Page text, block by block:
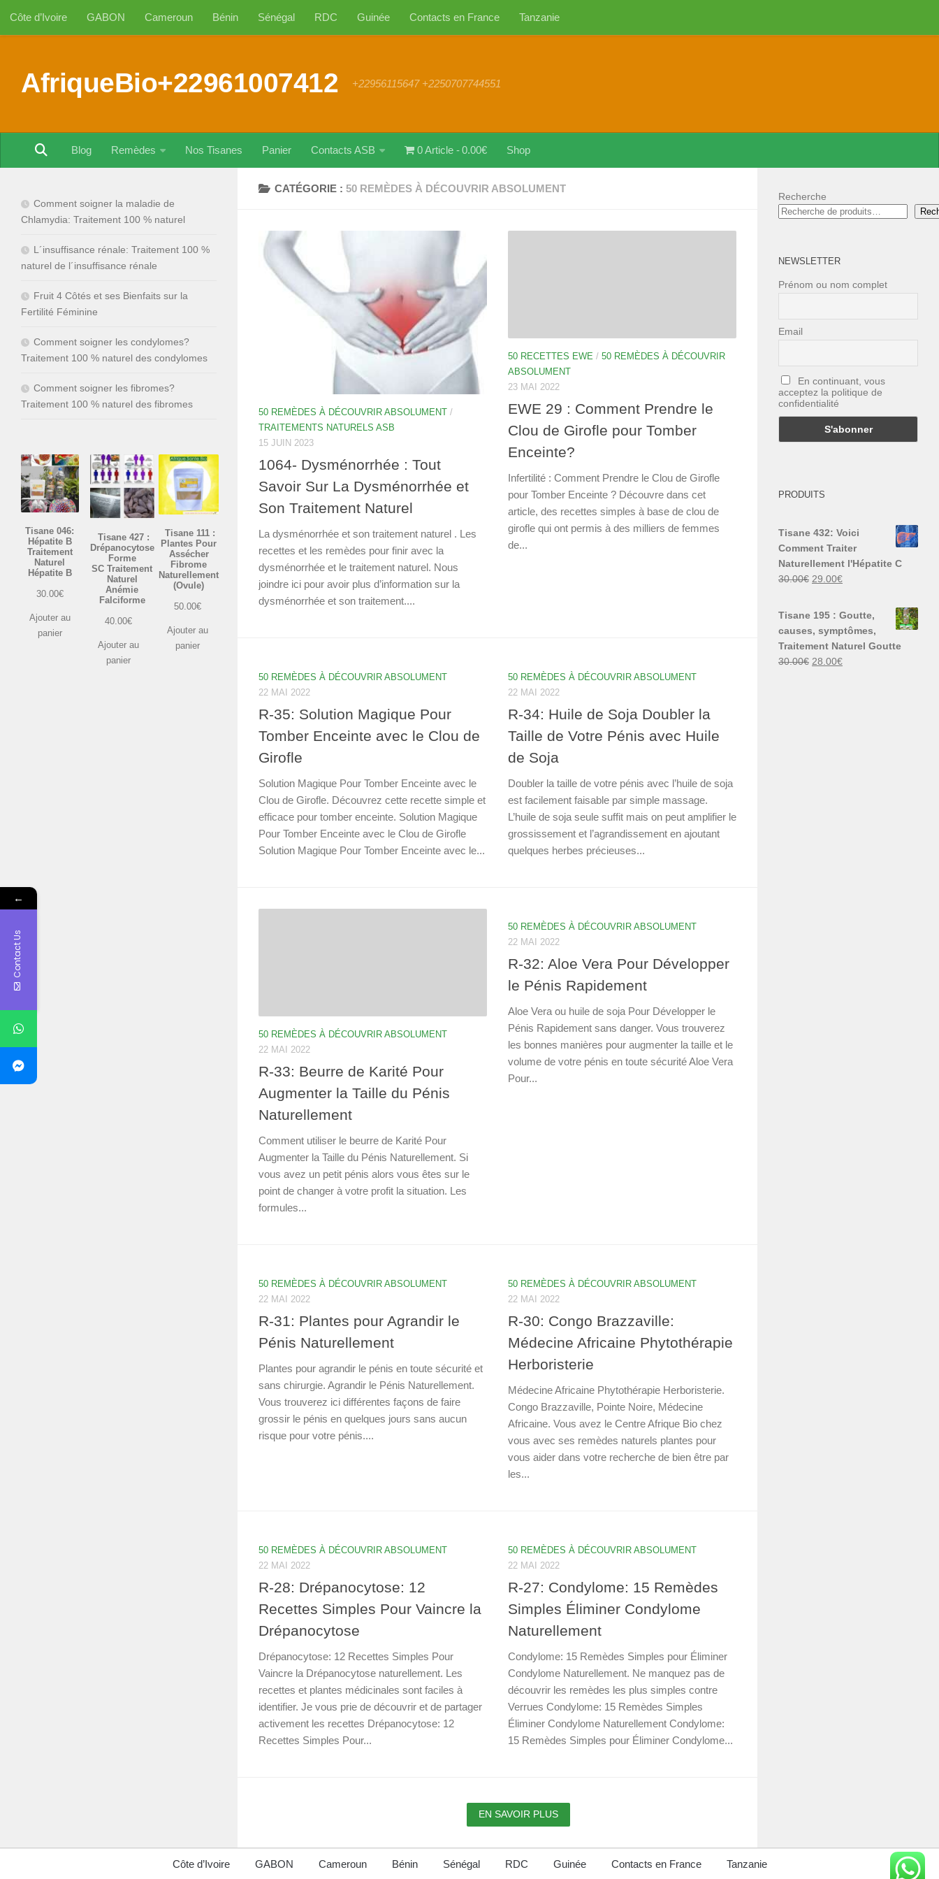
Au dessous du contenu
Côte d’Ivoire GABON Cameroun Bénin Sénégal RDC Guinée Contacts en France Tanzanie
AfriqueBio+22961007412 +22956115647 +2250707744551
Blog Remèdes Nos Tisanes Panier Contacts ASB 0 Article 0.00€ Shop
CATÉGORIE :50 REMÈDES À DÉCOUVRIR ABSOLUMENT
50 REMÈDES À DÉCOUVRIR ABSOLUMENT /
TRAITEMENTS NATURELS ASB
15 JUIN 2023
1064- Dysménorrhée : Tout
Savoir Sur La Dysménorrhée et
Son Traitement Naturel
La dysménorrhée et son traitement naturel . Les
recettes et les remèdes pour finir avec la
dysménorrhée et le traitement naturel. Nous
joindre ici pour avoir plus d’information sur la
dysménorrhée et son traitement....
50 RECETTES EWE / 50 REMÈDES À DÉCOUVRIR
ABSOLUMENT
23 MAI 2022
EWE 29 : Comment Prendre le
Clou de Girofle pour Tomber
Enceinte?
Infertilité : Comment Prendre le Clou de Girofle
pour Tomber Enceinte ? Découvre dans cet
article, des recettes simples à base de clou de
girofle qui ont permis à des milliers de femmes
de...
50 REMÈDES À DÉCOUVRIR ABSOLUMENT
22 MAI 2022
R-35: Solution Magique Pour
Tomber Enceinte avec le Clou de
Girofle
Solution Magique Pour Tomber Enceinte avec le
Clou de Girofle. Découvrez cette recette simple et
efficace pour tomber enceinte. Solution Magique
Pour Tomber Enceinte avec le Clou de Girofle
Solution Magique Pour Tomber Enceinte avec le...
50 REMÈDES À DÉCOUVRIR ABSOLUMENT
22 MAI 2022
R-34: Huile de Soja Doubler la
Taille de Votre Pénis avec Huile
de Soja
Doubler la taille de votre pénis avec l’huile de soja
est facilement faisable par simple massage.
L’huile de soja seule suffit mais on peut amplifier le
grossissement et l’agrandissement en ajoutant
quelques herbes précieuses...
50 REMÈDES À DÉCOUVRIR ABSOLUMENT
22 MAI 2022
R-33: Beurre de Karité Pour
Augmenter la Taille du Pénis
Naturellement
Comment utiliser le beurre de Karité Pour
Augmenter la Taille du Pénis Naturellement. Si
vous avez un petit pénis alors vous êtes sur le
point de changer à votre profit la situation. Les
formules...
50 REMÈDES À DÉCOUVRIR ABSOLUMENT
22 MAI 2022
R-32: Aloe Vera Pour Développer
le Pénis Rapidement
Aloe Vera ou huile de soja Pour Développer le
Pénis Rapidement sans danger. Vous trouverez
les bonnes manières pour augmenter la taille et le
volume de votre pénis en toute sécurité Aloe Vera
Pour...
50 REMÈDES À DÉCOUVRIR ABSOLUMENT
22 MAI 2022
R-31: Plantes pour Agrandir le
Pénis Naturellement
Plantes pour agrandir le pénis en toute sécurité et
sans chirurgie. Agrandir le Pénis Naturellement.
Vous trouverez ici différentes façons de faire
grossir le pénis en quelques jours sans aucun
risque pour votre pénis....
50 REMÈDES À DÉCOUVRIR ABSOLUMENT
22 MAI 2022
R-30: Congo Brazzaville:
Médecine Africaine Phytothérapie
Herboristerie
Médecine Africaine Phytothérapie Herboristerie.
Congo Brazzaville, Pointe Noire, Médecine
Africaine. Vous avez le Centre Afrique Bio chez
vous avec ses remèdes naturels plantes pour
vous aider dans votre recherche de bien être par
les...
50 REMÈDES À DÉCOUVRIR ABSOLUMENT
22 MAI 2022
R-28: Drépanocytose: 12
Recettes Simples Pour Vaincre la
Drépanocytose
Drépanocytose: 12 Recettes Simples Pour
Vaincre la Drépanocytose naturellement. Les
recettes et plantes médicinales sont faciles à
identifier. Je vous prie de découvrir et de partager
activement les recettes Drépanocytose: 12
Recettes Simples Pour...
50 REMÈDES À DÉCOUVRIR ABSOLUMENT
22 MAI 2022
R-27: Condylome: 15 Remèdes
Simples Éliminer Condylome
Naturellement
Condylome: 15 Remèdes Simples pour Éliminer
Condylome Naturellement. Ne manquez pas de
découvrir les remèdes les plus simples contre
Verrues Condylome: 15 Remèdes Simples
Éliminer Condylome Naturellement Condylome:
15 Remèdes Simples pour Éliminer Condylome...
EN SAVOIR PLUS
Comment soigner la maladie de
Chlamydia: Traitement 100 % naturel
L´insuffisance rénale: Traitement 100 %
naturel de l´insuffisance rénale
Fruit 4 Côtés et ses Bienfaits sur la
Fertilité Féminine
Comment soigner les condylomes?
Traitement 100 % naturel des condylomes
Comment soigner les fibromes?
Traitement 100 % naturel des fibromes
Tisane 046:
Hépatite B
Traitement
Naturel
Hépatite B
30.00€
Ajouter au
panier
Tisane 427 :
Drépanocytose
Forme
SC Traitement
Naturel
Anémie
Falciforme
40.00€
Ajouter au
panier
Tisane 111 :
Plantes Pour
Assécher
Fibrome
Naturellement
(Ovule)
50.00€
Ajouter au
panier
Recherche
NEWSLETTER
Prénom ou nom complet
Email
En continuant, vous
acceptez la politique de
confidentialité
PRODUITS
Tisane 432: Voici
Comment Traiter
Naturellement l'Hépatite C
30.00€ Le
30.00€.
29.00€Le
est :
Tisane 195 : Goutte,
causes, symptômes,
Traitement Naturel Goutte
30.00€ Le
28.00€Le
Côte d’Ivoire GABON Cameroun Bénin Sénégal RDC Guinée Contacts en France Tanzanie
←
Contact Us